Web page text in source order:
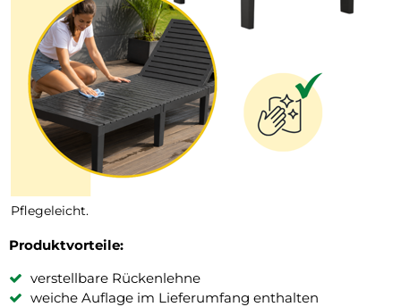
Pflegeleicht.
Produktvorteile:
verstellbare Rückenlehne
weiche Auflage im Lieferumfang enthalten